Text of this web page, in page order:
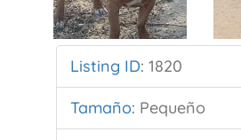
Listing ID: 1820
Tamaño: Pequeño